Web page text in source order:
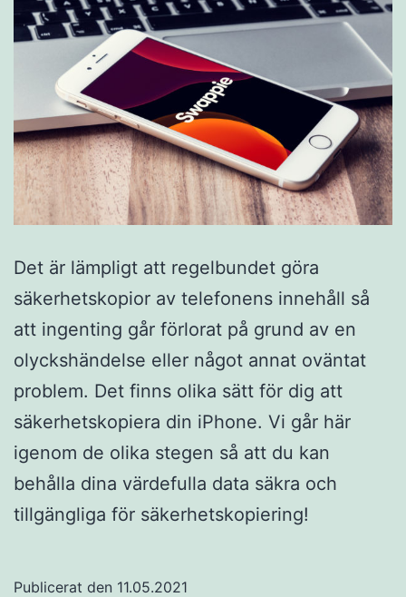
Det är lämpligt att regelbundet göra
säkerhetskopior av telefonens innehåll så
att ingenting går förlorat på grund av en
olyckshändelse eller något annat oväntat
problem. Det finns olika sätt för dig att
säkerhetskopiera din iPhone. Vi går här
igenom de olika stegen så att du kan
behålla dina värdefulla data säkra och
tillgängliga för säkerhetskopiering!
Publicerat den 11.05.2021